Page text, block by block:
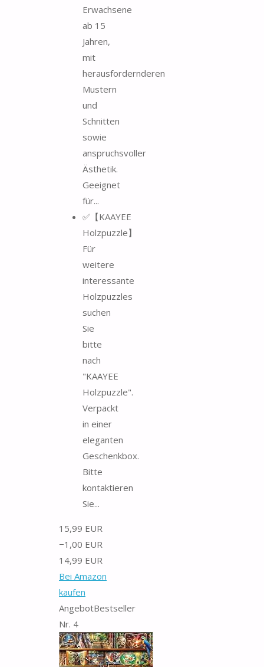
Erwachsene
ab 15
Jahren,
mit
herausfordernderen
Mustern
und
Schnitten
sowie
anspruchsvoller
Ästhetik.
Geeignet
für...
✅【KAAYEE
Holzpuzzle】
Für
weitere
interessante
Holzpuzzles
suchen
Sie
bitte
nach
"KAAYEE
Holzpuzzle".
Verpackt
in einer
eleganten
Geschenkbox.
Bitte
kontaktieren
Sie...
15,99 EUR
−1,00 EUR
14,99 EUR
Bei Amazon
kaufen
AngebotBestseller
Nr. 4